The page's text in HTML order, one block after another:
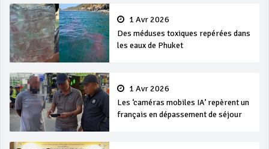
1 Avr 2026
Des méduses toxiques repérées dans
les eaux de Phuket
1 Avr 2026
Les ‘caméras mobiles IA’ repèrent un
français en dépassement de séjour